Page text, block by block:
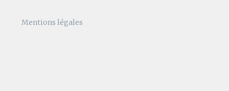
Mentions légales